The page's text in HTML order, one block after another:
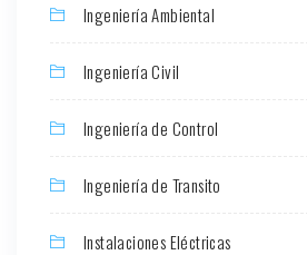
Ingeniería Ambiental
Ingeniería Civil
Ingeniería de Control
Ingeniería de Transito
Instalaciones Eléctricas